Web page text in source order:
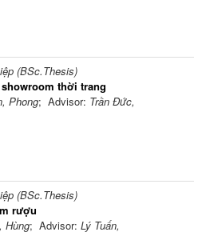
(BSc.Thesis)
thời trang
Phong; Advisor: Trần Đức,
(BSc.Thesis)
rượu
Hùng; Advisor: Lý Tuấn,